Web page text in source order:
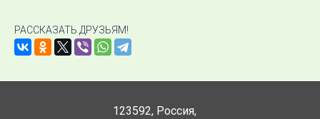
РАССКАЗАТЬ ДРУЗЬЯМ!
123592, Россия,